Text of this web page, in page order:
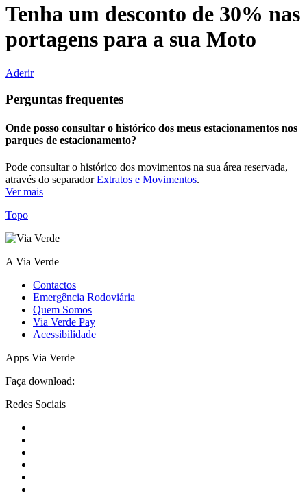
Tenha um desconto de 30% nas
portagens para a sua Moto
Aderir
Perguntas frequentes
Onde posso consultar o histórico dos meus estacionamentos nos
parques de estacionamento?
Pode consultar o histórico dos movimentos na sua área reservada,
através do separadorExtratos e Movimentos.
Ver mais
Topo
A Via Verde
Contactos
Emergência Rodoviária
Quem Somos
Via Verde Pay
Acessibilidade
Apps Via Verde
Faça download:
Redes Sociais